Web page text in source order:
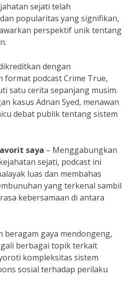
sejati telah
popularitas yang signifikan,
perspektif unik tentang
dengan
format podcast Crime True,
satu cerita sepanjang musim.
kasus Adnan Syed, menawan
debat publik tentang sistem
saya – Menggabungkan
sejati, podcast ini
luas dan membahas
yang terkenal sambil
kebersamaan di antara
beragam gaya mendongeng,
berbagai topik terkait
kompleksitas sistem
sosial terhadap perilaku